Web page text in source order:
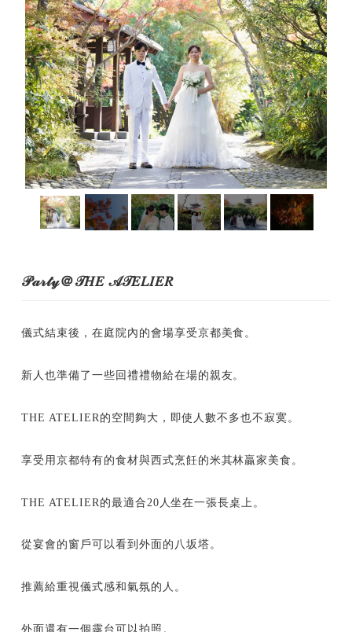
𝒫𝒶𝓇𝓉𝓎＠𝒯𝐻𝐸 𝒜𝒯𝐸𝐿𝐼𝐸𝑅
儀式結束後，在庭院內的會場享受京都美食。
新人也準備了一些回禮禮物給在場的親友。
THE ATELIER的空間夠大，即使人數不多也不寂寞。
享受用京都特有的食材與西式烹飪的米其林贏家美食。
THE ATELIER的最適合20人坐在一張長桌上。
從宴會的窗戶可以看到外面的八坂塔。
推薦給重視儀式感和氣氛的人。
外面還有一個露台可以拍照。